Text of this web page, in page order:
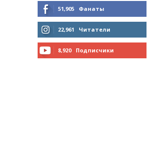
51,905 Фанаты
МНЕ НРАВИТСЯ
22,961 Читатели
8,920 Подписчики